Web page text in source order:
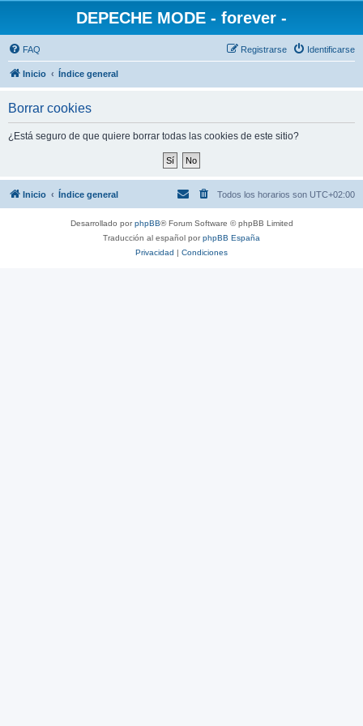
DEPECHE MODE - forever -
FAQ Identificarse
Registrarse
Inicio Índice general
Borrar cookies
¿Está seguro de que quiere borrar todas las cookies de este sitio?
Inicio Índice general Todos los horarios son UTC+02:00
Desarrollado porphpBB® Forum Software © phpBB Limited
Traducción al español porphpBB España
Privacidad | Condiciones